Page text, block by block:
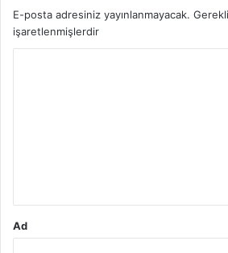
E-posta adresiniz yayınlanmayacak.
işaretlenmişlerdir
Ad